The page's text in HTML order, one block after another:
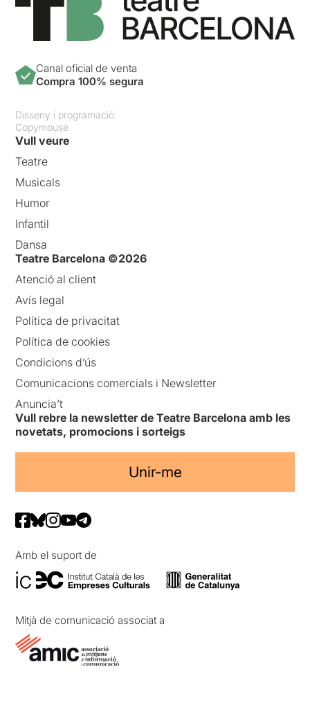
Canal oficial de venta
Compra 100% segura
Disseny i programació:
Copymouse
Vull veure
Teatre
Musicals
Humor
Infantil
Dansa
Teatre Barcelona ©2026
Atenció al client
Avís legal
Política de privacitat
Política de cookies
Condicions d’ús
Comunicacions comercials i Newsletter
Anuncia’t
Vull rebre la newsletter de Teatre Barcelona amb les
novetats, promocions i sorteigs
Unir-me
Amb el suport de
Mitjà de comunicació associat a